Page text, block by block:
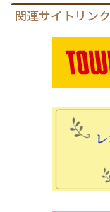
関連サイトリンク